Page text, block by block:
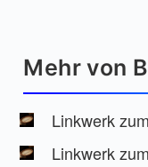
Mehr von
Linkwerk
Linkwerk